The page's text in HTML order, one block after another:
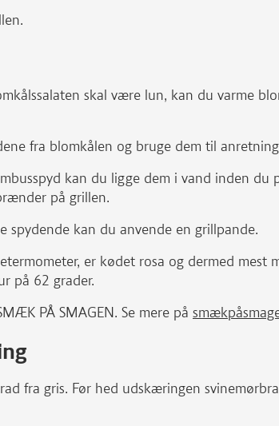
skal være lun, kan du varme
fra blomkålen og bruge dem til
kan du ligge dem i vand inden du
på grillen.
spydende kan du anvende en grillpande.
er kødet rosa og dermed mest
på 62 grader.
PÅ SMAGEN. Se mere på
fra gris. Før hed udskæringen